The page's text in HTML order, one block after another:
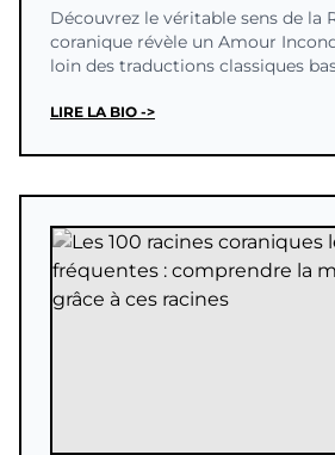
Découvrez le véritable sens de la
coranique révèle un Amour
loin des traductions classiques
LIRE LA BIO ->